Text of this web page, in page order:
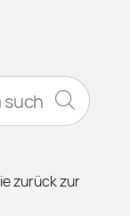
zurück zur